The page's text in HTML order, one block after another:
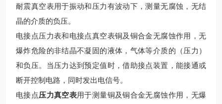
耐震真空表用于振动和压力有波动下，测量无腐蚀，无结
晶的介质的负压。
电接点压力表和电接点真空表铜及铜合金无腐蚀作用，无
爆炸危险的非结晶不凝固的液体，气体等介质的（压力）
和负压。当压力达到预定值时，借助接点装置，能接通或
断开控制电路，同时发出电信号。
电接点压力真空表用于测量铜及铜合金无腐蚀作用，无爆